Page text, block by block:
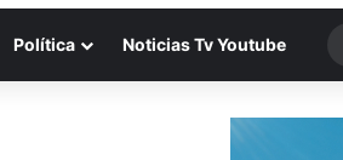
Política Noticias Tv Youtube